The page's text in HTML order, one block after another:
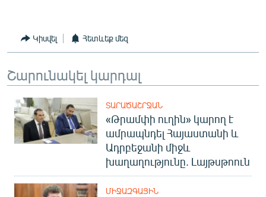
«Ազատության» բոլոր կայքերը
Կիսվել Հետևեք մեզ
Շարունակել կարդալ
ՏԱՐԱԾԱՇՐՋԱՆ
«Թրամփի ուղին» կարող է
ամրապնդել Հայաստանի և
Ադրբեջանի միջև
խաղաղությունը. Լայթսթոուն
ՄԻՋԱԶԳԱՅԻՆ